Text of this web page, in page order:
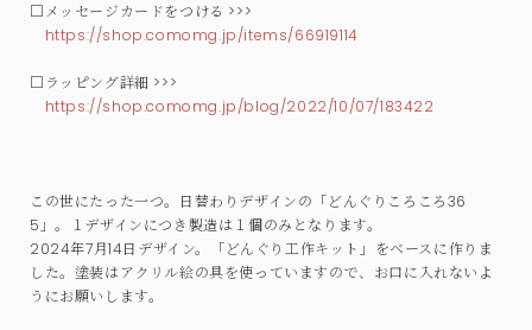
□メッセージカードをつける >>>
https://shop.comomg.jp/items/66919114
□ラッピング詳細 >>>
https://shop.comomg.jp/blog/2022/10/07/183422
この世にたった一つ。日替わりデザインの「どんぐりころころ36
5」。１デザインにつき製造は１個のみとなります。
2024年7月14日デザイン。「どんぐり工作キット」をベースに作りま
した。塗装はアクリル絵の具を使っていますので、お口に入れないよ
うにお願いします。